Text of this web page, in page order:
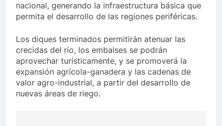
nacional, generando la infraestructura básica que
permita el desarrollo de las regiones periféricas.
Los diques terminados permitirán atenuar las
crecidas del río, los embalses se podrán
aprovechar turísticamente, y se promoverá la
expansión agrícola-ganadera y las cadenas de
valor agro-industrial, a partir del desarrollo de
nuevas áreas de riego.